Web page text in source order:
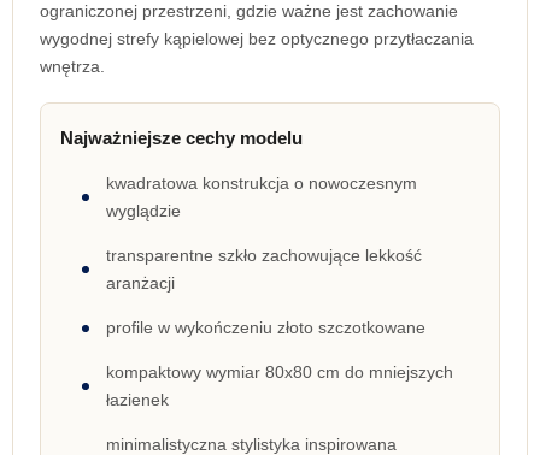
ograniczonej przestrzeni, gdzie ważne jest zachowanie
wygodnej strefy kąpielowej bez optycznego przytłaczania
wnętrza.
Najważniejsze cechy modelu
kwadratowa konstrukcja o nowoczesnym
wyglądzie
transparentne szkło zachowujące lekkość
aranżacji
profile w wykończeniu złoto szczotkowane
kompaktowy wymiar 80x80 cm do mniejszych
łazienek
minimalistyczna stylistyka inspirowana